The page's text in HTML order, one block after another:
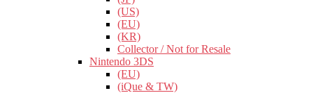
(US)
(EU)
(KR)
Collector / Not for Resale
Nintendo 3DS
(EU)
(iQue & TW)